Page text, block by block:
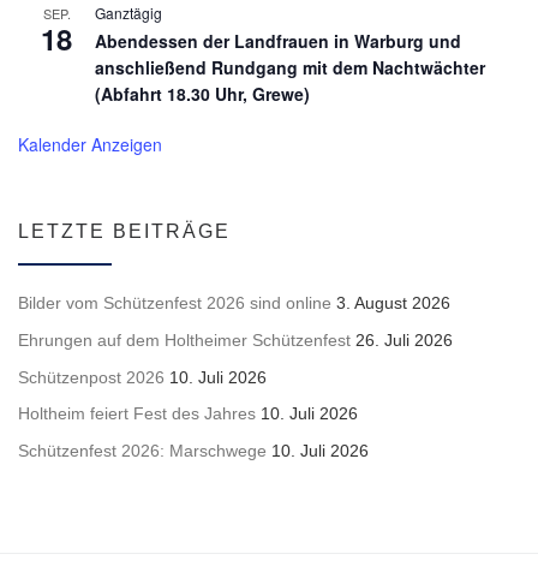
SEP.
18
Ganztägig
Abendessen der Landfrauen in Warburg und
anschließend Rundgang mit dem Nachtwächter
(Abfahrt 18.30 Uhr, Grewe)
Kalender Anzeigen
LETZTE BEITRÄGE
Bilder vom Schützenfest 2026 sind online 3. August 2026
Ehrungen auf dem Holtheimer Schützenfest 26. Juli 2026
Schützenpost 2026 10. Juli 2026
Holtheim feiert Fest des Jahres 10. Juli 2026
Schützenfest 2026: Marschwege 10. Juli 2026